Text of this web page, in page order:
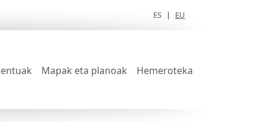
ES | EU
Mapak eta planoak Hemeroteka